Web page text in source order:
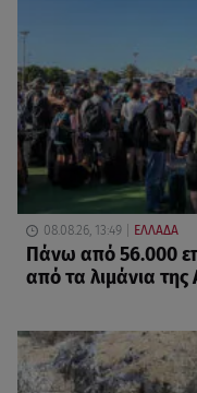
08.08.26, 13:49 ΕΛΛΑΔΑ
Πάνω από 56.000
από τα λιμάνια της